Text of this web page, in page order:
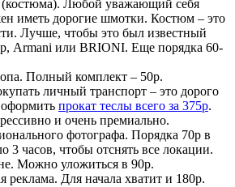
Любой уважающий себя
иметь дорогие шмотки. Костюм – это
Лучше, чтобы это был известный
Armani или BRIONI. Еще порядка 60-
Полный комплект – 50р.
личный транспорт – это дорого
прокат теслы всего за 375р.
и очень премиально.
фотографа. Порядка 70р в
3 часов, чтобы отснять все локации.
Можно уложиться в 90р.
реклама. Для начала хватит и 180р.